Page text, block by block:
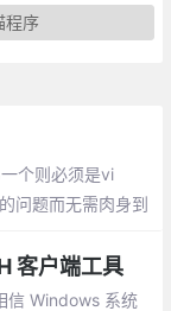
程序
个则必须是vi
问题而无需肉身到
客户端工具
信 Windows 系统